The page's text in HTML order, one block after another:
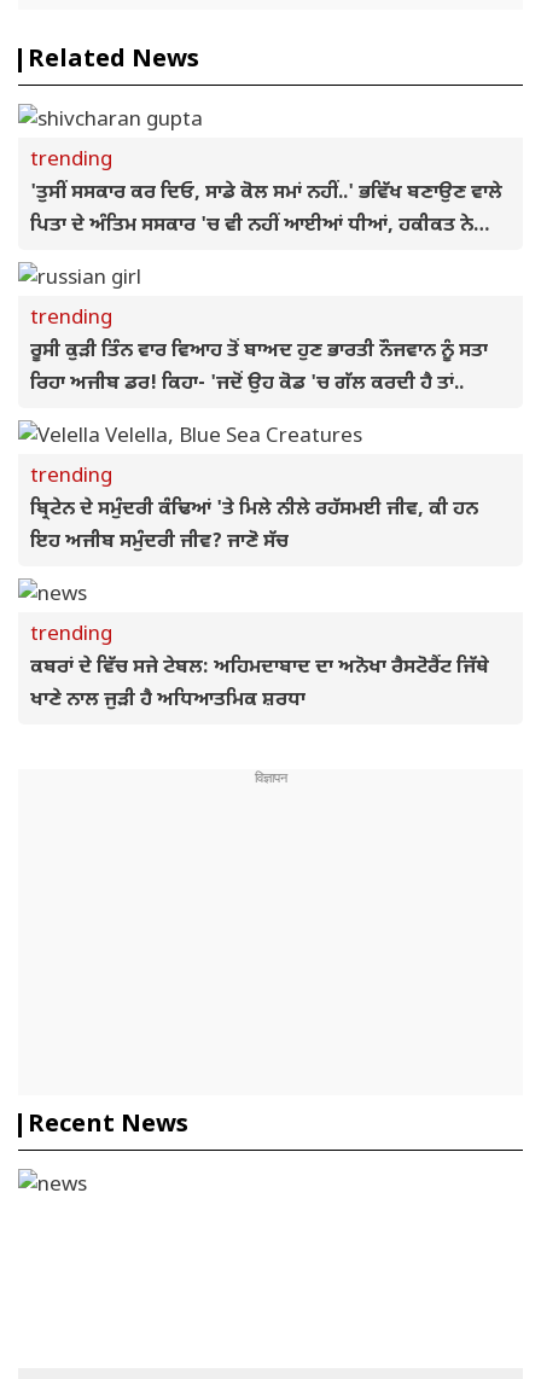
Related News
trending
'ਤੁਸੀਂ ਸਸਕਾਰ ਕਰ ਦਿਓ, ਸਾਡੇ ਕੋਲ ਸਮਾਂ ਨਹੀਂ..' ਭਵਿੱਖ ਬਣਾਉਣ ਵਾਲੇ
ਪਿਤਾ ਦੇ ਅੰਤਿਮ ਸਸਕਾਰ 'ਚ ਵੀ ਨਹੀਂ ਆਈਆਂ ਧੀਆਂ, ਹਕੀਕਤ ਨੇ
ਝੰਜੋੜਿਆ
trending
ਰੂਸੀ ਕੁੜੀ ਤਿੰਨ ਵਾਰ ਵਿਆਹ ਤੋਂ ਬਾਅਦ ਹੁਣ ਭਾਰਤੀ ਨੌਜਵਾਨ ਨੂੰ ਸਤਾ
ਰਿਹਾ ਅਜੀਬ ਡਰ! ਕਿਹਾ- 'ਜਦੋਂ ਉਹ ਕੋਡ 'ਚ ਗੱਲ ਕਰਦੀ ਹੈ ਤਾਂ..
trending
ਬ੍ਰਿਟੇਨ ਦੇ ਸਮੁੰਦਰੀ ਕੰਢਿਆਂ 'ਤੇ ਮਿਲੇ ਨੀਲੇ ਰਹੱਸਮਈ ਜੀਵ, ਕੀ ਹਨ
ਇਹ ਅਜੀਬ ਸਮੁੰਦਰੀ ਜੀਵ? ਜਾਣੋ ਸੱਚ
trending
ਕਬਰਾਂ ਦੇ ਵਿੱਚ ਸਜੇ ਟੇਬਲ: ਅਹਿਮਦਾਬਾਦ ਦਾ ਅਨੋਖਾ ਰੈਸਟੋਰੈਂਟ ਜਿੱਥੇ
ਖਾਣੇ ਨਾਲ ਜੁੜੀ ਹੈ ਅਧਿਆਤਮਿਕ ਸ਼ਰਧਾ
Recent News